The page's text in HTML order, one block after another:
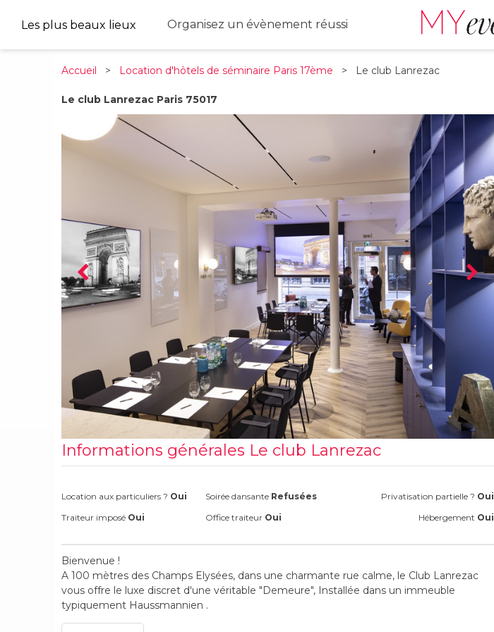
Les plus beaux lieux Organisez un évènement réussi
Accueil > Location d'hôtels de séminaire Paris 17ème > Le club Lanrezac
Le club Lanrezac Paris 75017
Informations générales Le club Lanrezac
Location aux particuliers ? Oui Soirée dansante Refusées Privatisation partielle ? Oui
Traiteur imposé Oui Office traiteur Oui Hébergement Oui
Bienvenue !
A 100 mètres des Champs Elysées, dans une charmante rue calme, le Club Lanrezac
vous offre le luxe discret d'une véritable "Demeure", Installée dans un immeuble
typiquement Haussmannien .
Notre Salon caractérise l’élégance Parisienne. Un lieu classique contemporain, raffiné,